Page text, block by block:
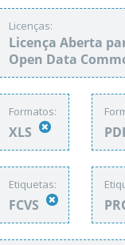
Licenças:
Licença Aberta
Open Data
Formatos:
XLS
Etiquetas:
FCVS